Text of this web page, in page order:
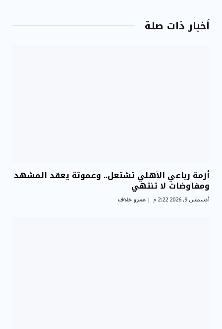
أخبار ذات صلة
أزمة رباعي الأهلي تشتعل.. وعموتة يعقد المشهد
ومفاوضات لا تنتهي
أغسطس 9, 2026 2:22 م عمرو خلاف